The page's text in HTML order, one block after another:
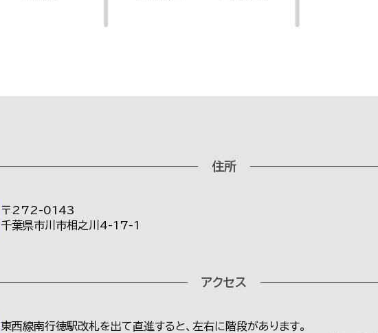
住所
〒272-0143
千葉県市川市相之川4-17-1
アクセス
東西線南行徳駅改札を出て直進すると、左右に階段があります。